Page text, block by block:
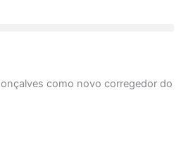
como novo corregedor do